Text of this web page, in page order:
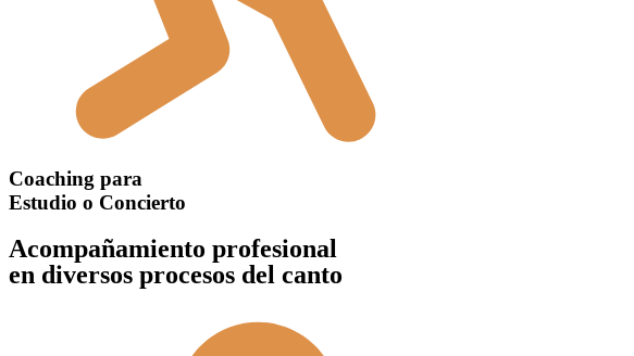
Coaching para
Estudio o Concierto
Acompañamiento profesional
en diversos procesos del canto